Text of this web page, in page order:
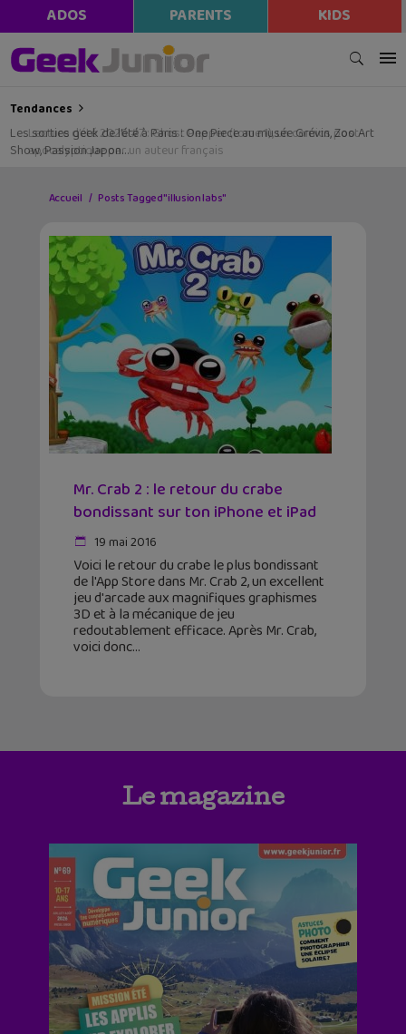
ADOS PARENTS KIDS
Tendances
Les sorties geek de l’été à Paris : One Piece au musée Grévin, Zoo Art
Show, Passion Japon…
Accueil Posts Tagged "illusion labs"
Mr. Crab 2 : le retour du crabe
bondissant sur ton iPhone et iPad
19 mai 2016
Voici le retour du crabe le plus bondissant
de l'App Store dans Mr. Crab 2, un excellent
jeu d'arcade aux magnifiques graphismes
3D et à la mécanique de jeu
redoutablement efficace. Après Mr. Crab,
voici donc
Le magazine